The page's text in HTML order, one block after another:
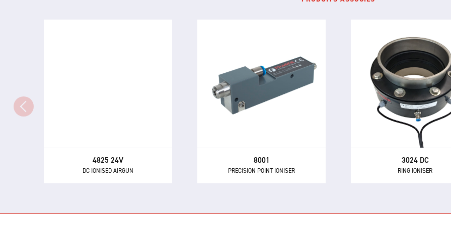
4825 24V
DC IONISED AIRGUN
8001
PRECISION POINT IONISER
PRECISION POINT IONISER
L'ioniseur de précision ponctuel
8001 élimine l'électricité statique
et la contamination des petits
objets, y compris les composants
3024 DC
RING IONISER
3024 DC
RING IONISER
Le ioniseur annulaire DC
un éliminateur statique en
compact pour neutraliser
matériaux chargés dans
systèmes de transport
pneumatique et les
manipulation de